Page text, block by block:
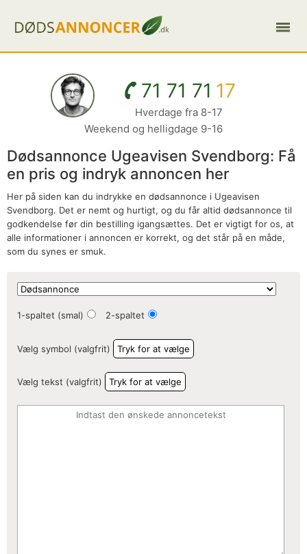
71 71 71 17
Hverdage fra 8-17
Weekend og helligdage 9-16
Dødsannonce Ugeavisen Svendborg: Få
en pris og indryk annoncen her
Her på siden kan du indrykke en dødsannonce i Ugeavisen
Svendborg. Det er nemt og hurtigt, og du får altid dødsannonce til
godkendelse før din bestilling igangsættes. Det er vigtigt for os, at
alle informationer i annoncen er korrekt, og det står på en måde,
som du synes er smuk.
1-spaltet (smal) 2-spaltet
Vælg symbol (valgfrit) Tryk for at vælge
Vælg tekst (valgfrit) Tryk for at vælge